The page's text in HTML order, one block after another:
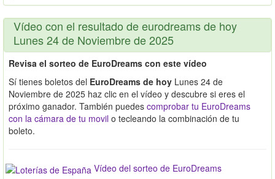
Vídeo con el resultado de eurodreams de hoy
Lunes 24 de Noviembre de 2025
Revisa el sorteo de EuroDreams con este vídeo
Sí tienes boletos del EuroDreams de hoy Lunes 24 de
Noviembre de 2025 haz clic en el vídeo y descubre si eres el
próximo ganador. También puedes comprobar tu EuroDreams
con la cámara de tu movil o tecleando la combinación de tu
boleto.
Vídeo del sorteo de EuroDreams